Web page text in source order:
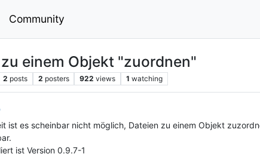
Community
einem Objekt "zuordnen"
2 posts 2 posters 922 views 1 watching
ist es scheinbar nicht möglich, Dateien zu einem Objekt
ist Version 0.9.7-1